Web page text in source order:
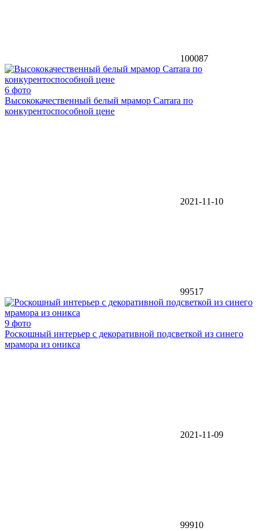
100087
6 фото
Высококачественный белый мрамор Carrara по
конкурентоспособной цене
2021-11-10
99517
9 фото
Роскошный интерьер с декоративной подсветкой из синего
мрамора из оникса
2021-11-09
99910